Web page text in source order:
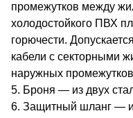
промежутков между
холодостойкого ПВХ
горючести.
кабели с секторными
наружных
5. Броня — из двух
6. Защитный шланг —